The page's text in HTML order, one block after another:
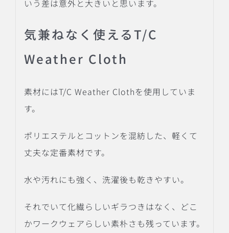
いう差は意外と大きいと思います。
気兼ねなく使えるT/C
Weather Cloth
素材にはT/C Weather Clothを使用していま
す。
ポリエステルとコットンを混紡した、軽くて
丈夫な定番素材です。
水や汚れにも強く、洗濯後も乾きやすい。
それでいて化繊らしいギラつきはなく、どこ
かワークウェアらしい素朴さも残っています。